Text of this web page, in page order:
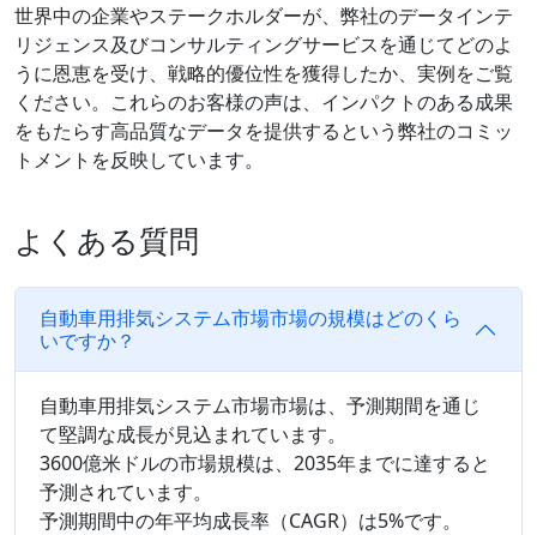
世界中の企業やステークホルダーが、弊社のデータインテ
リジェンス及びコンサルティングサービスを通じてどのよ
うに恩恵を受け、戦略的優位性を獲得したか、実例をご覧
ください。これらのお客様の声は、インパクトのある成果
をもたらす高品質なデータを提供するという弊社のコミッ
トメントを反映しています。
よくある質問
自動車用排気システム市場市場の規模はどのくら
いですか？
自動車用排気システム市場市場は、予測期間を通じ
て堅調な成長が見込まれています。
3600億米ドルの市場規模は、2035年までに達すると
予測されています。
予測期間中の年平均成長率（CAGR）は5%です。